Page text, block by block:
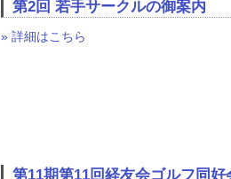
第2回 若手サークルの御案内
» 詳細はこちら
第11期第11回経友会ゴルフ同